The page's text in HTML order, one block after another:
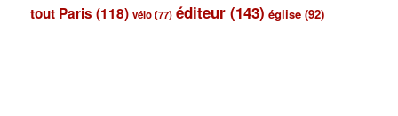
tout Paris (118) vélo(77) éditeur (143) église (92)